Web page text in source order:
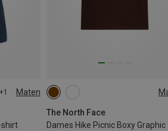
+1 Maten
shirt
XL
The North Face
XS